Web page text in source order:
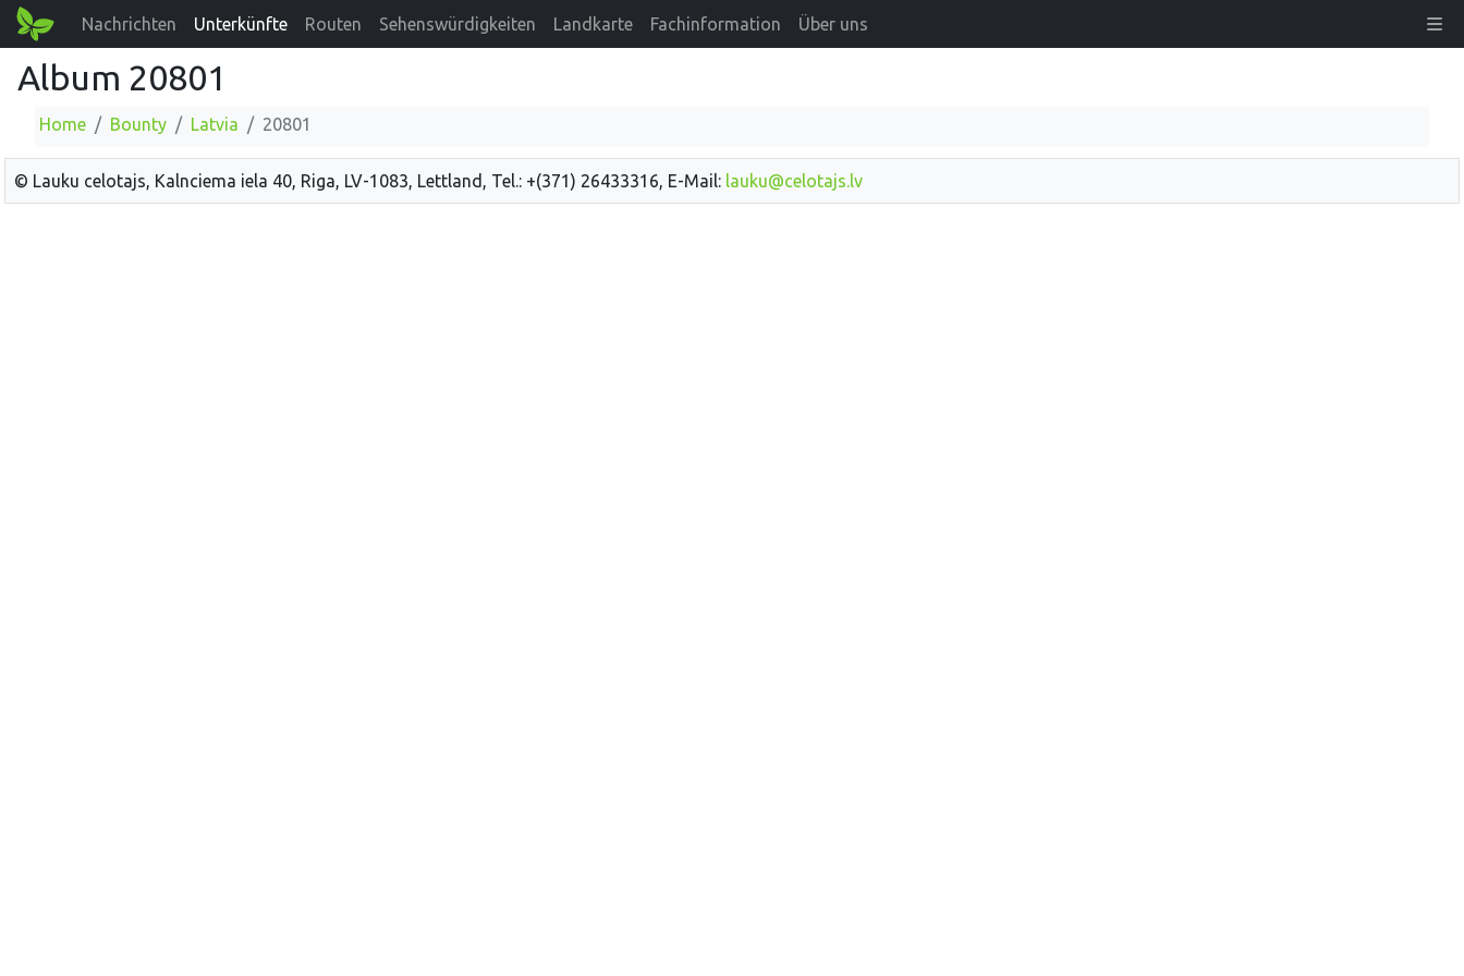
Nachrichten Unterkünfte Routen Sehenswürdigkeiten Landkarte Fachinformation Über uns
Album 20801
Home Bounty Latvia 20801
© Lauku celotajs, Kalnciema iela 40, Riga, LV-1083, Lettland, Tel.: +(371) 26433316, E-Mail: lauku@celotajs.lv